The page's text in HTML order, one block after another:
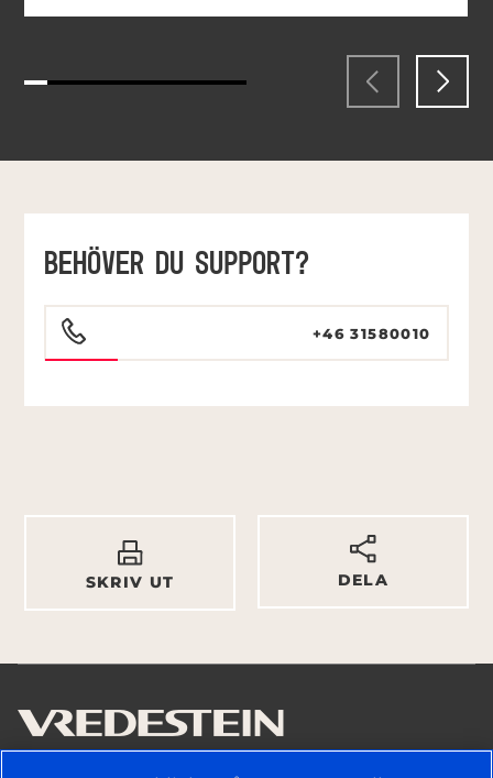
BEHÖVER DU SUPPORT?
+46 31580010
SKRIV UT DELA